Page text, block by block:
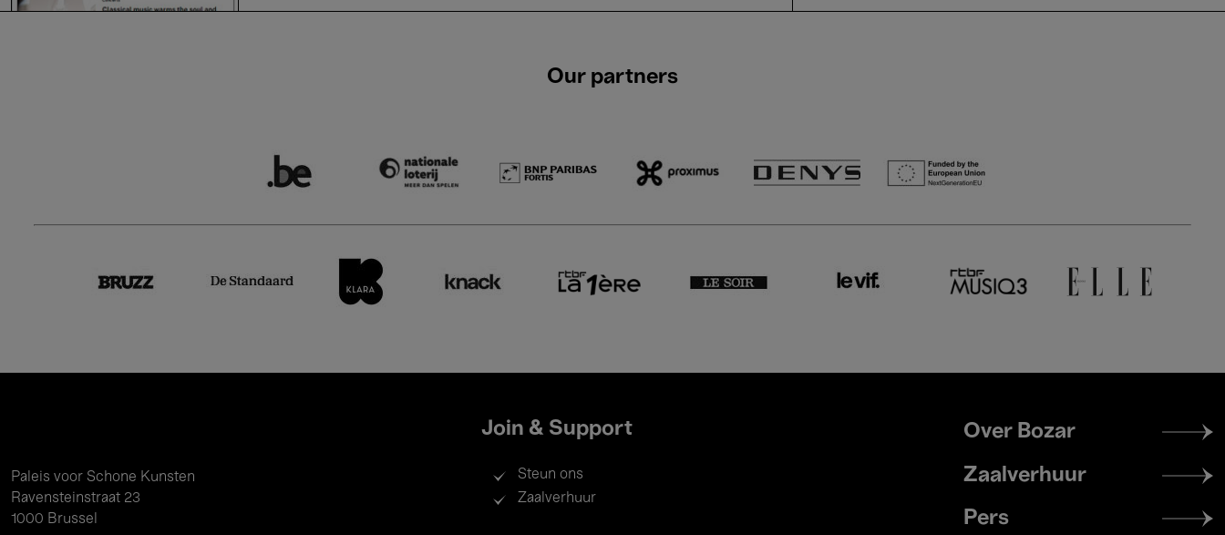
Our partners
Paleis voor Schone Kunsten
Ravensteinstraat 23
1000 Brussel
Join & Support
Steun ons
Zaalverhuur
Footer
menu
Over Bozar
Zaalverhuur
Pers